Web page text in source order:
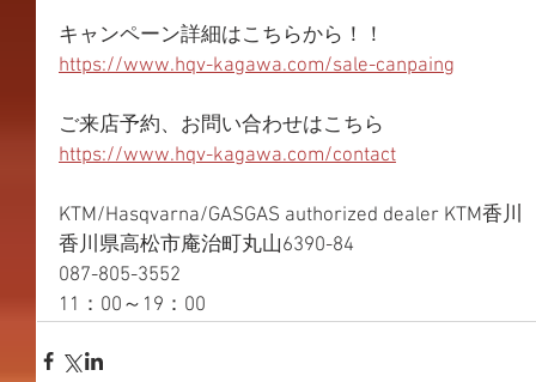
キャンペーン詳細はこちらから！！
https://www.hqv-kagawa.com/sale-canpaing
ご来店予約、お問い合わせはこちら
https://www.hqv-kagawa.com/contact
KTM/Hasqvarna/GASGAS authorized dealer KTM香川
香川県高松市庵治町丸山6390-84
087-805-3552
11：00～19：00